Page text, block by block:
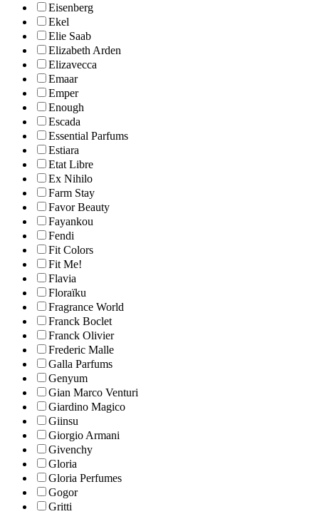
Eisenberg
Ekel
Elie Saab
Elizabeth Arden
Elizavecca
Emaar
Emper
Enough
Escada
Essential Parfums
Estiara
Etat Libre
Ex Nihilo
Farm Stay
Favor Beauty
Fayankou
Fendi
Fit Colors
Fit Me!
Flavia
Floraïku
Fragrance World
Franck Boclet
Franck Olivier
Frederic Malle
Galla Parfums
Genyum
Gian Marco Venturi
Giardino Magico
Giinsu
Giorgio Armani
Givenchy
Gloria
Gloria Perfumes
Gogor
Gritti